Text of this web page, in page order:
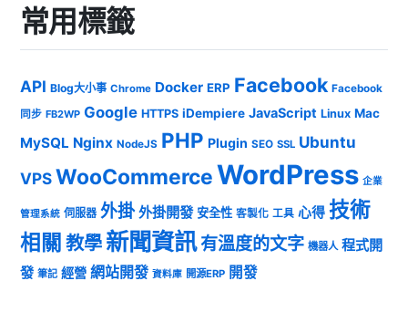
常用標籤
API Blog大小事 Chrome Docker ERP Facebook Facebook
同步 FB2WP Google HTTPS iDempiere JavaScript Linux Mac
MySQL Nginx NodeJS PHP Plugin SEO SSL Ubuntu
VPSWooCommerceWordPress 企業
管理系統 伺服器 外掛 外掛開發 安全性 客製化 工具 心得 技術
相關 教學 新聞資訊有溫度的文字 機器人 程式開
發 筆記 經營 網站開發 資料庫 開源ERP 開發